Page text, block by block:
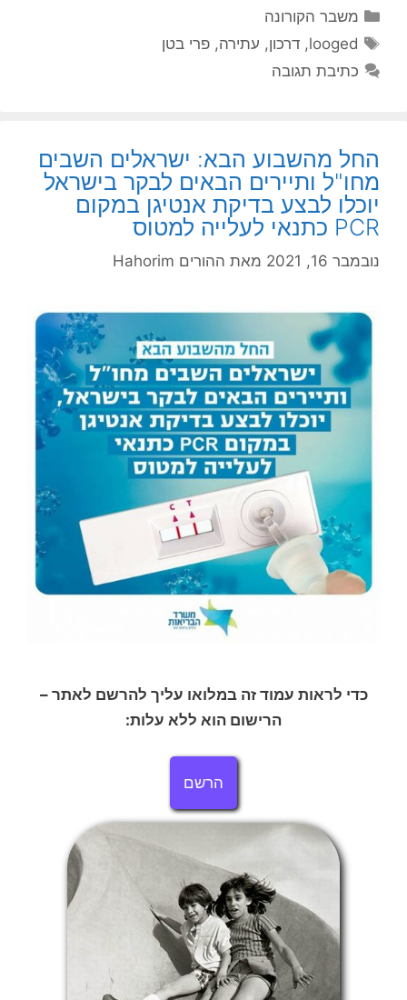
קטגוריות
משבר הקורונה
תגיות
looged
,דרכון, עתירה,פרי בטן
כתיבת תגובה
החל מהשבוע הבא: ישראלים השבים
מחו"ל ותיירים הבאים לבקר בישראל
יוכלו לבצע בדיקת אנטיגן במקום
PCR כתנאי לעלייה למטוס
נובמבר 16, 2021 מאת ההורים Hahorim
כדי לראות עמוד זה במלואו עליך להרשם לאתר –
הרישום הוא ללא עלות:
הרשם